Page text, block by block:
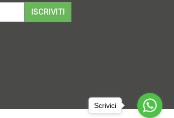
ISCRIVITI
Scrivici